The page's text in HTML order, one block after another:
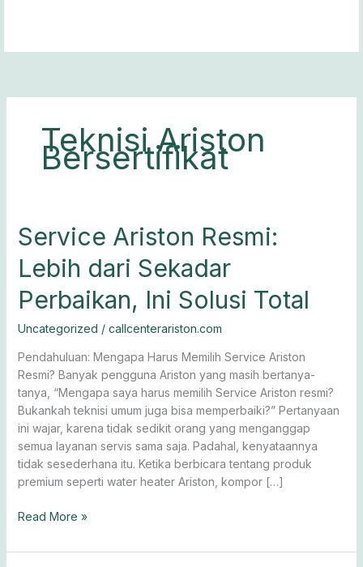
Teknisi Ariston
Bersertifikat
Service Ariston Resmi:
Lebih dari Sekadar
Perbaikan, Ini Solusi Total
Uncategorized / callcenterariston.com
Pendahuluan: Mengapa Harus Memilih Service Ariston
Resmi? Banyak pengguna Ariston yang masih bertanya-
tanya, “Mengapa saya harus memilih Service Ariston resmi?
Bukankah teknisi umum juga bisa memperbaiki?” Pertanyaan
ini wajar, karena tidak sedikit orang yang menganggap
semua layanan servis sama saja. Padahal, kenyataannya
tidak sesederhana itu. Ketika berbicara tentang produk
premium seperti water heater Ariston, kompor […]
Service
Ariston
Resmi:
dari
Perbaikan,
Ini
Solusi
Total
Read More »